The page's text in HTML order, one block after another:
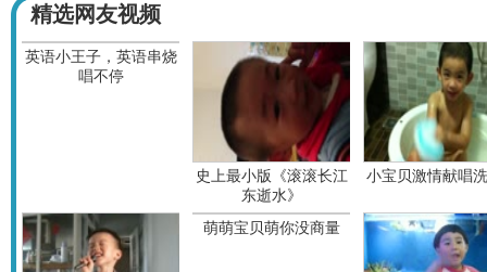
精选网友视频
英语小王子，英语串烧
唱不停
史上最小版《滚滚长江
东逝水》
小宝贝激情献唱
萌萌宝贝萌你没商量